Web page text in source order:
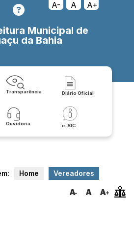
A- A A+
Municipal de
da Bahia
Transparência Diário Oficial
Ouvidoria e-SIC
Home Vereadores